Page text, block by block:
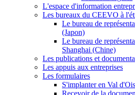
L'espace d'information
Les bureaux du CEEVO à
Le bureau de
(Japon)
Le bureau de
Shanghai (Chine)
Les publications et
Les appuis aux entreprises
Les formulaires
S'implanter en Val
Recevoir de la